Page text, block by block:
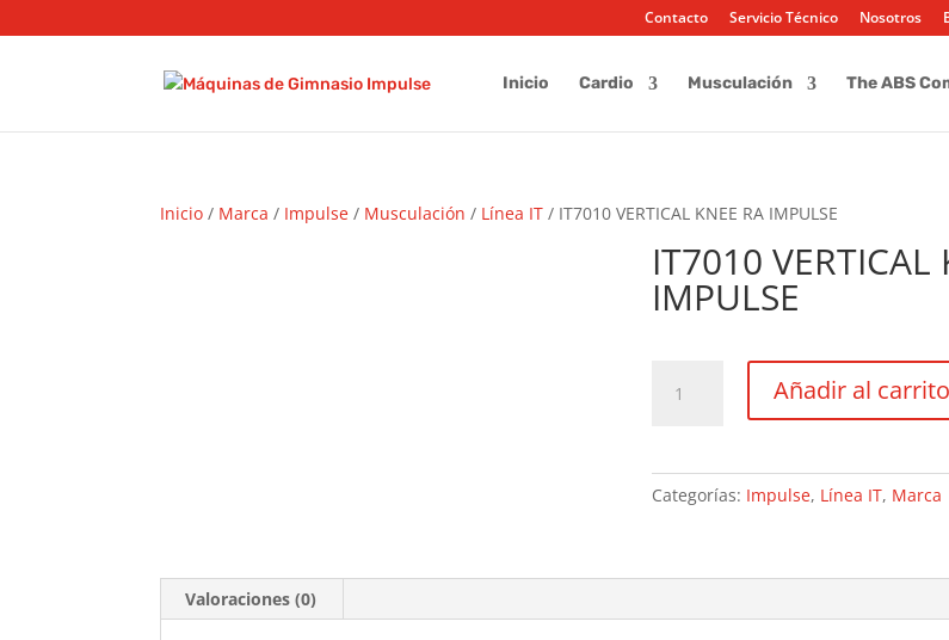
Contacto Servicio Técnico Nosotros
Inicio Cardio Musculación The ABS
Inicio / Marca / Impulse / Musculación / Línea IT / IT7010 VERTICAL KNEE RA IMPULSE
IT7010 VERTICAL
IMPULSE
VERTICAL
IMPULSE
cantidad
Añadir al carrito
Categorías: Impulse, Línea IT, Marca
Valoraciones (0)